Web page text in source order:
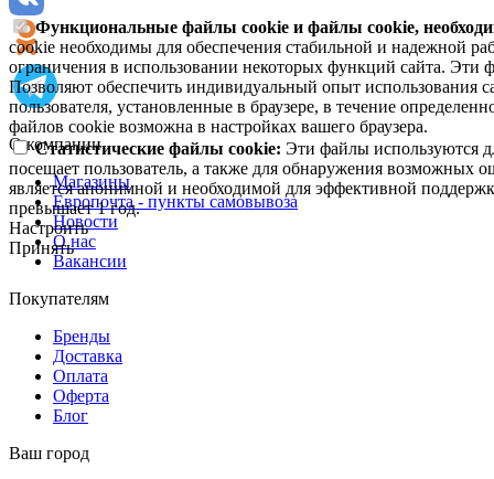
Функциональные файлы cookie и файлы cookie,
cookie необходимы для обеспечения стабильной и надежной
ограничения в использовании некоторых функций сайта. Эти
Позволяют обеспечить индивидуальный опыт использования
пользователя, установленные в браузере, в течение
файлов cookie возможна в настройках вашего браузера.
Статистические файлы cookie: Эти файлы используются
посещает пользователь, а также для обнаружения возможных
является анонимной и необходимой для эффективной
превышает 1 год.
Настроить
Принять
О компании
Магазины
Европочта - пункты самовывоза
Новости
О нас
Вакансии
Покупателям
Бренды
Доставка
Оплата
Оферта
Блог
Ваш город